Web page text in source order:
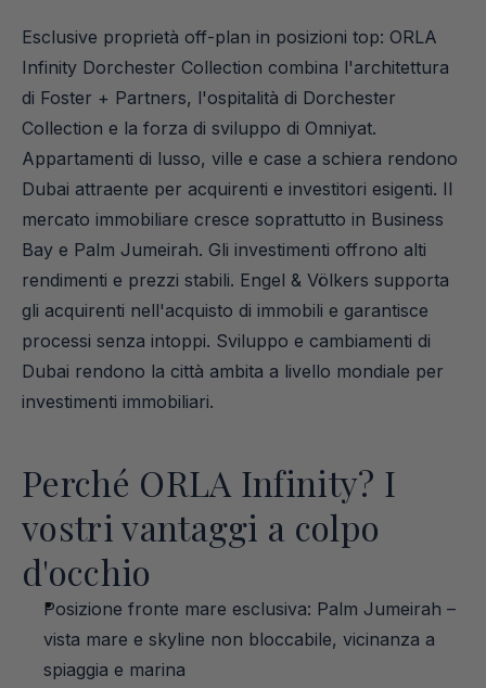
Esclusive proprietà off-plan in posizioni top: ORLA
Infinity Dorchester Collection combina l'architettura
di Foster + Partners, l'ospitalità di Dorchester
Collection e la forza di sviluppo di Omniyat.
Appartamenti di lusso, ville e case a schiera rendono
Dubai attraente per acquirenti e investitori esigenti. Il
mercato immobiliare cresce soprattutto in Business
Bay e Palm Jumeirah. Gli investimenti offrono alti
rendimenti e prezzi stabili. Engel & Völkers supporta
gli acquirenti nell'acquisto di immobili e garantisce
processi senza intoppi. Sviluppo e cambiamenti di
Dubai rendono la città ambita a livello mondiale per
investimenti immobiliari.
Perché ORLA Infinity? I
vostri vantaggi a colpo
d'occhio
Posizione fronte mare esclusiva: Palm Jumeirah –
vista mare e skyline non bloccabile, vicinanza a
spiaggia e marina